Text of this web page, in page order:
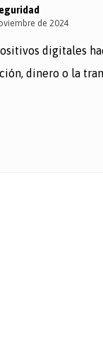
de 2024
digitales
dinero o la